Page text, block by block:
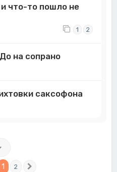
что-то пошло не
1 2
на сопрано
саксофона
1 2